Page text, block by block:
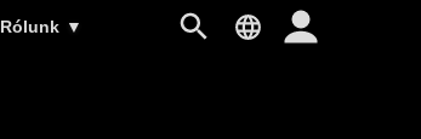
Rólunk ▼